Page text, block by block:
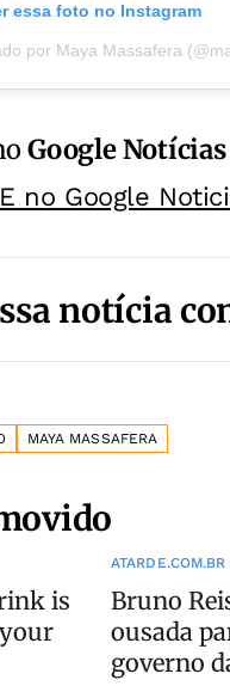
essa foto no Instagram
por Maya Massafera
Google Notícias
no Google
notícia
MAYA MASSAFERA